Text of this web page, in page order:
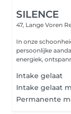
SILENCE
47, Lange Voren
In onze
persoonlijke
energiek,
Intake gelaat
Intake gelaat
Permanente